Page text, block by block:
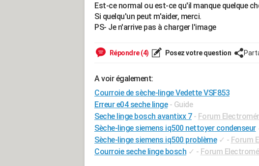
Est-ce normal ou est-ce qu'il manque quelque
Si quelqu'un peut m'aider, merci.
PS- Je n'arrive pas à charger l'image
Répondre (4) Posez votre question
A voir également:
Courroie de sèche-linge Vedette VSF853
Erreur e04 seche linge - Guide
Seche linge bosch avantixx 7 - Forum
Sèche-linge siemens iq500 nettoyer condenseur
Sèche-linge siemens iq500 problème ✓ - Forum
Courroie seche linge bosch ✓ - Forum